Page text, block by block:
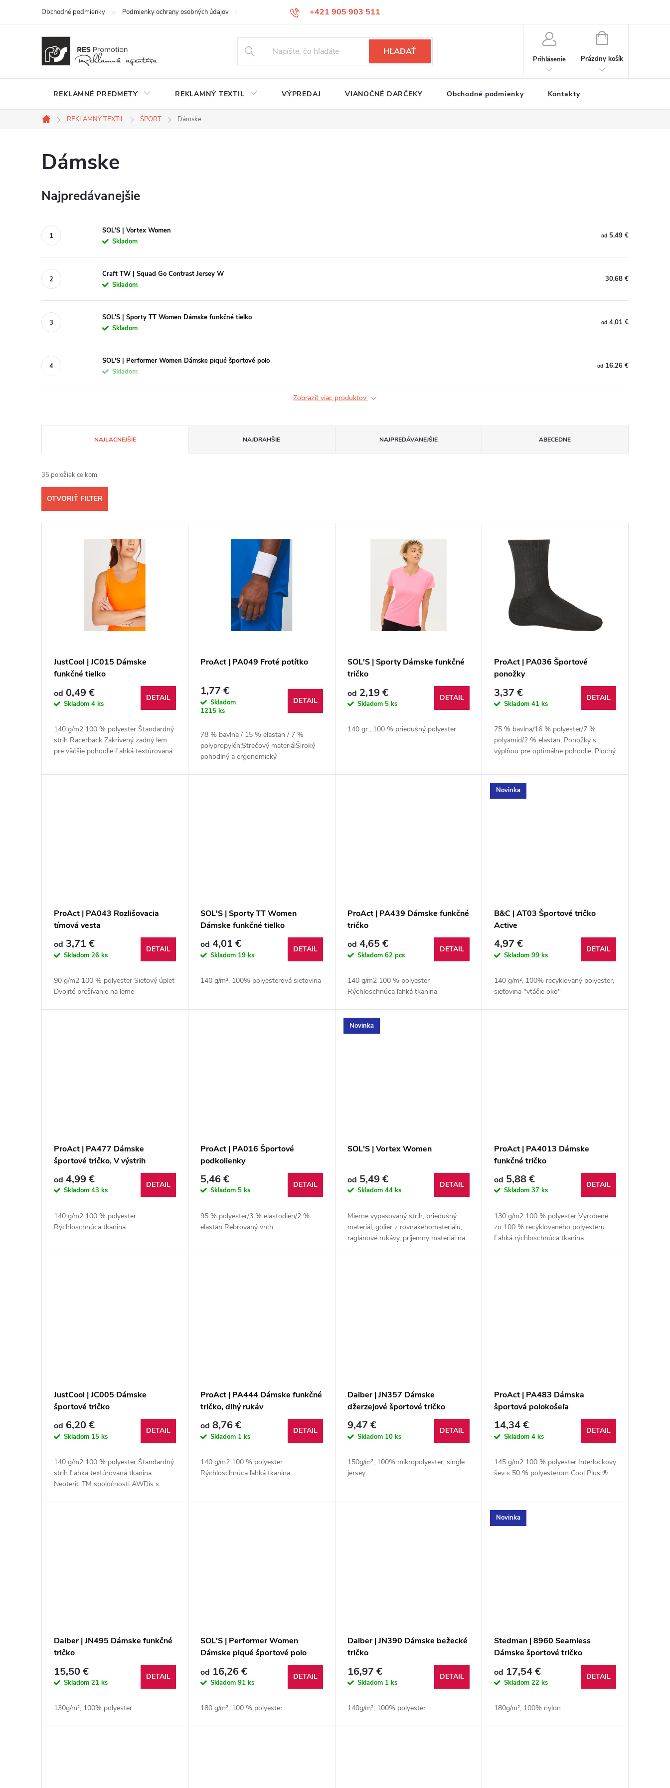
+421 905 903 511
Obchodné podmienky Podmienky ochrany osobných údajov Reklamačný poriadok Služby Kontakty
HĽADAŤ
Prihlásenie
NÁKUPNÝ
Prázdny košík
REKLAMNÉ PREDMETY REKLAMNÝ TEXTIL VÝPREDAJ VIANOČNÉ DARČEKY Obchodné podmienky Kontakty
Domov
REKLAMNÝ TEXTIL ŠPORT Dámske
Dámske
Najpredávanejšie
SOL'S | Vortex Women
Skladom
od 5,49 €
Craft TW | Squad Go Contrast Jersey W
Skladom
30,68 €
SOL'S | Sporty TT Women Dámske funkčné tielko
Skladom
od 4,01 €
SOL'S | Performer Women Dámske piqué športové polo
Skladom
od 16,26 €
Zobraziť viac produktov
a
d
e
NAJLACNEJŠIE NAJDRAHŠIE NAJPREDÁVANEJŠIE ABECEDNE
35 položiek celkom
OTVORIŤ FILTER
k
JustCool | JC015 Dámske
funkčné tielko
od 0,49 €
Skladom 4 ks
DETAIL
140 g/m2 100 % polyester Štandardný
strih Racerback Zakrivený zadný lem
pre väčšie pohodlie Ľahká textúrovaná
AWDis s prirodzenou...
ProAct | PA049 Froté potítko
1,77 €
Skladom
1215 ks
DETAIL
78 % bavlna / 15 % elastan / 7 %
polypropylén;Strečový materiálŠiroký
pohodlný a ergonomický
SOL'S | Sporty Dámske funkčné
tričko
od 2,19 €
Skladom 5 ks
DETAIL
140 gr., 100 % priedušný polyester
ProAct | PA036 Športové
ponožky
3,37 €
Skladom 41 ks
DETAIL
75 % bavlna/16 % polyester/7 %
polyamid/2 % elastan; Ponožky s
výplňou pre optimálne pohodlie; Plochý
členkov pre podporné prispôsobenie
ProAct | PA043 Rozlišovacia
tímová vesta
od 3,71 €
Skladom 26 ks
DETAIL
90 g/m2 100 % polyester Sieťový úplet
Dvojité prešívanie na leme
SOL'S | Sporty TT Women
Dámske funkčné tielko
od 4,01 €
Skladom 19 ks
DETAIL
140 g/m², 100% polyesterová sieťovina
ProAct | PA439 Dámske funkčné
tričko
od 4,65 €
Skladom 62 pcs
DETAIL
140 g/m2 100 % polyester
Rýchloschnúca ľahká tkanina
Novinka
B&C | AT03 Športové tričko
Active
4,97 €
Skladom 99 ks
DETAIL
140 g/m², 100% recyklovaný polyester,
sieťovina "vtáčie oko"
ProAct | PA477 Dámske
športové tričko, V výstrih
od 4,99 €
Skladom 43 ks
DETAIL
140 g/m2 100 % polyester
Rýchloschnúca tkanina
ProAct | PA016 Športové
podkolienky
5,46 €
Skladom 5 ks
DETAIL
95 % polyester/3 % elastodién/2 %
elastan Rebrovaný vrch
Novinka
SOL'S | Vortex Women
od 5,49 €
Skladom 44 ks
DETAIL
Mierne vypasovaný strih, priedušný
materiál, golier z rovnakéhomateriálu,
raglánové rukávy, príjemný materiál na
ProAct | PA4013 Dámske
funkčné tričko
od 5,88 €
Skladom 37 ks
DETAIL
130 g/m2 100 % polyester Vyrobené
zo 100 % recyklovaného polyesteru
Ľahká rýchloschnúca tkanina
JustCool | JC005 Dámske
športové tričko
od 6,20 €
Skladom 15 ks
DETAIL
140 g/m2 100 % polyester Štandardný
strih Ľahká textúrovaná tkanina
Neoteric TM spoločnosti AWDis s
ProAct | PA444 Dámske funkčné
tričko, dlhý rukáv
od 8,76 €
Skladom 1 ks
DETAIL
140 g/m2 100 % polyester
Rýchloschnúca ľahká tkanina
Daiber | JN357 Dámske
džerzejové športové tričko
9,47 €
Skladom 10 ks
DETAIL
150g/m², 100% mikropolyester, single
jersey
ProAct | PA483 Dámska
športová polokošeľa
14,34 €
Skladom 4 ks
DETAIL
145 g/m2 100 % polyester Interlockový
šev s 50 % polyesterom Cool Plus ®
Daiber | JN495 Dámske funkčné
tričko
15,50 €
Skladom 21 ks
DETAIL
130g/m², 100% polyester
SOL'S | Performer Women
Dámske piqué športové polo
od 16,26 €
Skladom91 ks
DETAIL
180 g/m², 100 % polyester
Daiber | JN390 Dámske bežecké
tričko
16,97 €
Skladom 1 ks
DETAIL
140g/m², 100% polyester
Novinka
Stedman | 8960 Seamless
Dámske športové tričko
od 17,54 €
Skladom 22 ks
DETAIL
180g/m², 100% nylon